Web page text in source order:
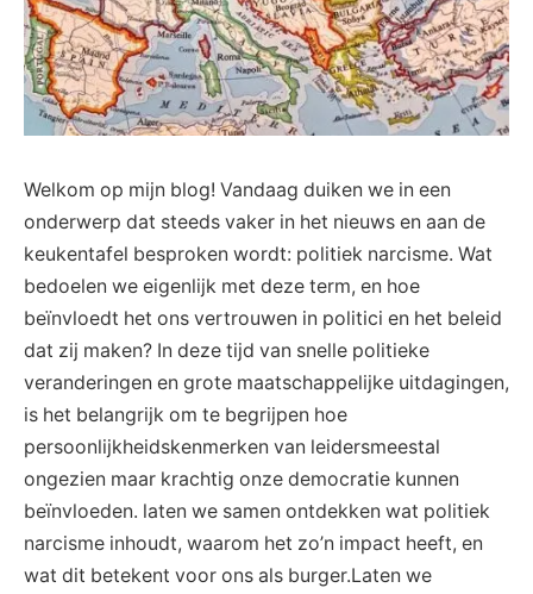
Welkom op mijn blog! Vandaag duiken we in een
onderwerp dat steeds vaker in het nieuws en aan de
keukentafel besproken wordt: politiek narcisme. Wat
bedoelen we eigenlijk met deze term, en hoe
beïnvloedt het ons vertrouwen in politici en het beleid
dat zij maken? In deze tijd van snelle politieke
veranderingen en grote maatschappelijke uitdagingen,
is het belangrijk om te begrijpen hoe
persoonlijkheidskenmerken van leidersmeestal
ongezien maar krachtig onze democratie kunnen
beïnvloeden. laten we samen ontdekken wat politiek
narcisme inhoudt, waarom het zo’n impact heeft, en
wat dit betekent voor ons als burger.Laten we